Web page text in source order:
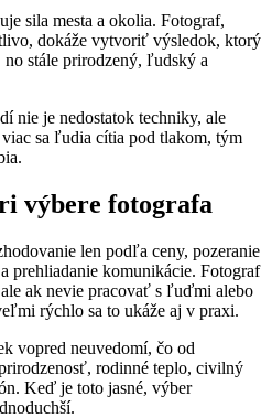
sila mesta a okolia. Fotograf,
dokáže vytvoriť výsledok, ktorý
stále prirodzený, ľudský a
nie je nedostatok techniky, ale
sa ľudia cítia pod tlakom, tým
výbere fotografa
len podľa ceny, pozeranie
prehliadanie komunikácie. Fotograf
ak nevie pracovať s ľuďmi alebo
rýchlo sa to ukáže aj v praxi.
vopred neuvedomí, čo od
rodinné teplo, civilný
Keď je toto jasné, výber